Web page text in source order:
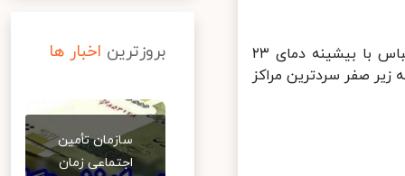
مدیرکل پیش‌بینی و هشدار سازمان هواشناسی ادامه داد: روز آینده بندرعباس با بیشینه دمای ۲۳
مرکز استان و بیرجند و بجنورد با کمینه دمای ۲ درجه زیر صفر سردترین مراکز
بروزترین اخبار ها
سازمان تأمین
اجتماعی زمان